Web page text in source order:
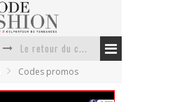
Le retour du cachemire version casual
Codes promos